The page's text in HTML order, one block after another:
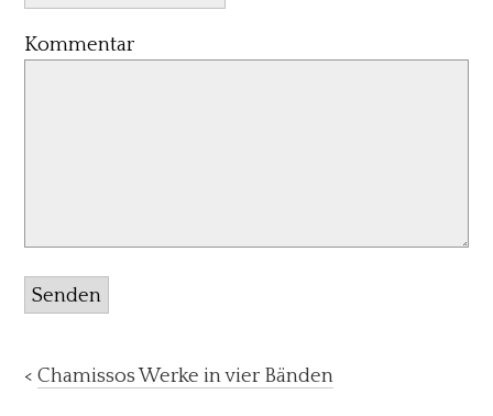
Kommentar
Senden
< Chamissos Werke in vier Bänden